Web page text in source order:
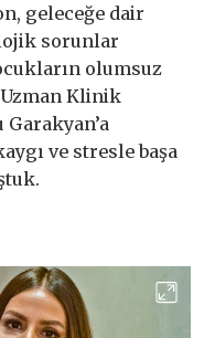
geleceğe dair
sorunlar
olumsuz
Klinik
ve stresle başa